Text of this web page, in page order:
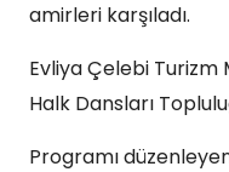
amirleri karşıladı.
Evliya Çelebi Turizm
Halk Dansları
Programı